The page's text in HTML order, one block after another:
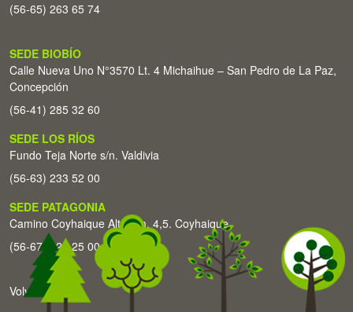
(56-65) 263 65 74
SEDE BIOBÍO
Calle Nueva Uno N°3570 Lt. 4 Michaihue – San Pedro de La Paz,
Concepción
(56-41) 285 32 60
SEDE LOS RÍOS
Fundo Teja Norte s/n. Valdivia
(56-63) 233 52 00
SEDE PATAGONIA
Camino Coyhaique Alto Km. 4,5. Coyhaique
(56-67) 226 25 00
Volver arriba